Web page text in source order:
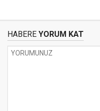
HABERE YORUM KAT